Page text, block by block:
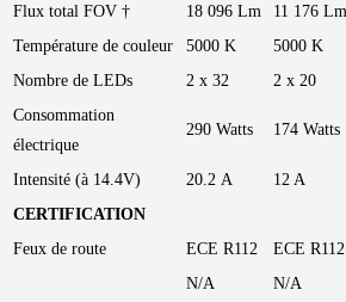
Flux total FOV † 18 096 Lm 11 176 Lm
Température de couleur
5000 K 5000 K
Nombre de LEDs
2 x 32 2 x 20
Consommation
électrique
290 Watts 174 Watts
Intensité (à 14.4V) 20.2 A 12 A
CERTIFICATION
Feux de route
ECE R112 ECE R112
N/A
N/A